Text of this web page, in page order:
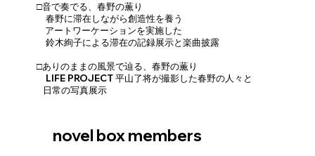
□音で奏でる、春野の薫り
春野に滞在しながら創造性を養う
アートワーケーションを実施した
鈴木絢子による滞在の記録展示と楽曲披露
□ありのままの風景で辿る、春野の薫り
LIFE PROJECT 平山了将が撮影した春野の人々と
日常の写真展示
novel box members